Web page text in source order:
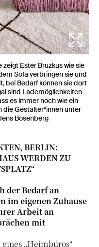
Ester Bruzkus wie sie
Sofa verbringen sie und
bei Bedarf können sie dort
sind Lademöglichkeiten
es immer noch wie ein
die Gestalter*innen unter
Bösenberg
BERLIN:
WERDEN ZU
der Bedarf an
im eigenen Zuhause
Arbeit an
mit
„Heimbüros“